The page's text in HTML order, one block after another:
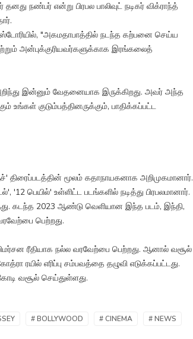
நண்பர் என்று பிரபல பாலிவுட் நடிகர் விக்ராந்த்
"அகமதாபாத்தில் நடந்த கற்பனை செய்ய
அன்புக்குரியவர்களுக்காக இரங்கலைத்
இன்னும் வேதனையாக இருக்கிறது. அவர் அந்த
உங்கள் குடும்பத்தினருக்கும், பாதிக்கப்பட்ட
மூலம் கதாநாயகனாக அறிமுகமானார்.
பெயில்' உள்ளிட்ட படங்களில் நடித்து பிரபலமானார்.
கடந்த 2023 ஆண்டு வெளியான இந்த படம், இந்தி,
பெற்றது.
ரீதியாக நல்ல வரவேற்பை பெற்றது. ஆனால் வசூல்
ரயில் எரிப்பு சம்பவத்தை தழுவி எடுக்கப்பட்டது.
வசூல் செய்துள்ளது.
# BOLLYWOOD # CINEMA
# NEWS